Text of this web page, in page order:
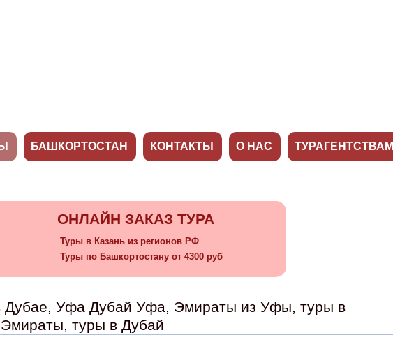
БАШКОРТОСТАН КОНТАКТЫ О НАС ТУРАГЕНТСТВАМ
ОНЛАЙН ЗАКАЗ ТУРА
Туры в Казань из регионов РФ
Туры по Башкортостану от 4300 руб
Дубае, Уфа Дубай Уфа, Эмираты из Уфы, туры в
туры в Дубай